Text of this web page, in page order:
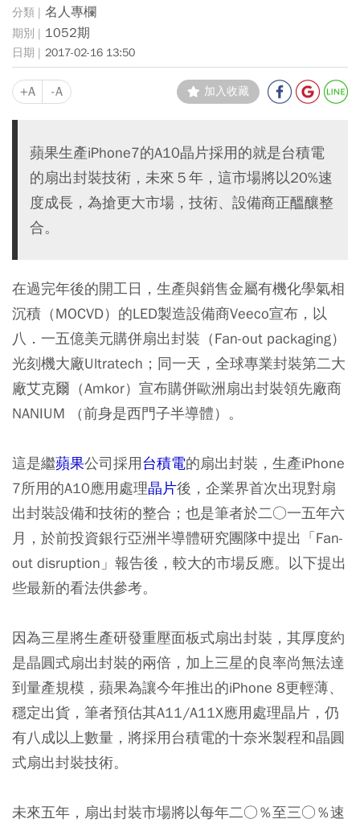
名人專欄
1052期
2017-02-16 13:50
+A -A 加入收藏
蘋果生產iPhone7的A10晶片採用的就是台積電
的扇出封裝技術，未來５年，這市場將以20%速
度成長，為搶更大市場，技術、設備商正醞釀整
合。
在過完年後的開工日，生產與銷售金屬有機化學氣相
沉積（MOCVD）的LED製造設備商Veeco宣布，以
八．一五億美元購併扇出封裝（Fan-out packaging）
光刻機大廠Ultratech；同一天，全球專業封裝第二大
廠艾克爾（Amkor）宣布購併歐洲扇出封裝領先廠商
NANIUM （前身是西門子半導體）。
這是繼蘋果公司採用台積電的扇出封裝，生產iPhone
7所用的A10應用處理晶片後，企業界首次出現對扇
出封裝設備和技術的整合；也是筆者於二○一五年六
月，於前投資銀行亞洲半導體研究團隊中提出「Fan-
out disruption」報告後，較大的市場反應。以下提出
些最新的看法供參考。
因為三星將生產研發重壓面板式扇出封裝，其厚度約
是晶圓式扇出封裝的兩倍，加上三星的良率尚無法達
到量產規模，蘋果為讓今年推出的iPhone 8更輕薄、
穩定出貨，筆者預估其A11/A11X應用處理晶片，仍
有八成以上數量，將採用台積電的十奈米製程和晶圓
式扇出封裝技術。
未來五年，扇出封裝市場將以每年二○％至三○％速